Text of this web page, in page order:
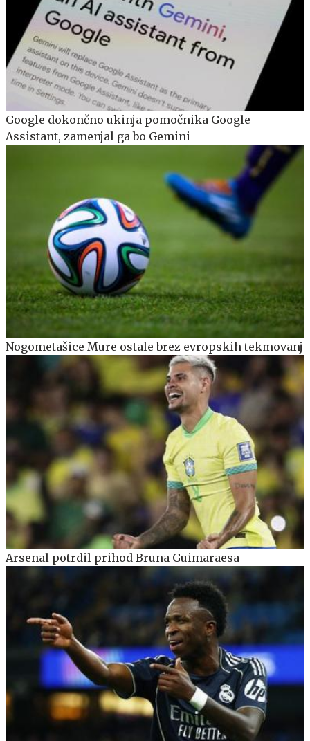
Google dokončno ukinja pomočnika Google
Assistant, zamenjal ga bo Gemini
Nogometašice Mure ostale brez evropskih tekmovanj
Arsenal potrdil prihod Bruna Guimaraesa